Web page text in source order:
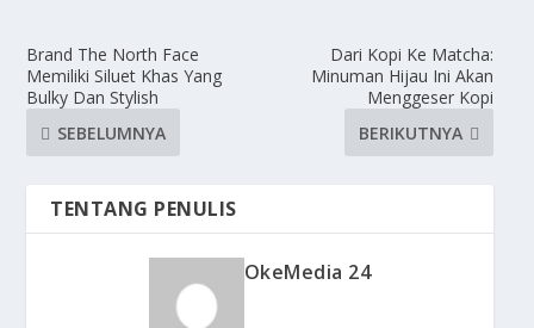
Brand The North Face
Memiliki Siluet Khas Yang
Bulky Dan Stylish
SEBELUMNYA
Dari Kopi Ke Matcha:
Minuman Hijau Ini Akan
Menggeser Kopi
BERIKUTNYA
TENTANG PENULIS
OkeMedia 24